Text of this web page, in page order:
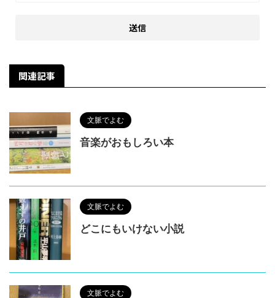
関連記事
文脈でよむ
音楽がおもしろい本
文脈でよむ
どこにもいけない小説
文脈でよむ